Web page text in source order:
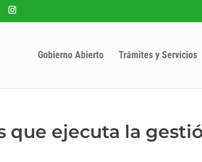
Gobierno Abierto Trámites y Servicios
que ejecuta la